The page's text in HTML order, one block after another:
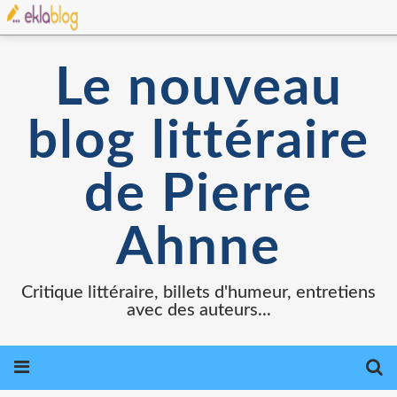
Le nouveau
blog littéraire
de Pierre
Ahnne
Critique littéraire, billets d'humeur, entretiens
avec des auteurs...